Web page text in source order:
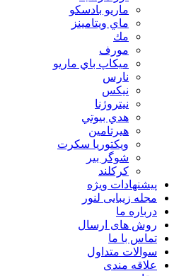
ماريو بادسكو
ماي ويتامينز
مك
مورف
ميكاپ باي ماريو
نارس
نيكس
نیتروژنا
هدي بيوتي
هیرتامین
ویکتوریا سکرت
شوگر بير
کرکلند
پیشنهادات ویژه
مجله زیبایی لنور
درباره ما
روش های ارسال
تماس با ما
سوالات متداول
علاقه مندی